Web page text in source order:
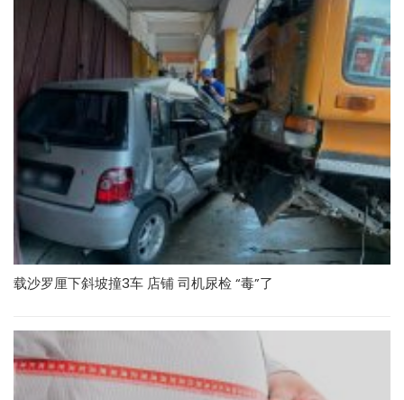
载沙罗厘下斜坡撞3车 店铺 司机尿检 “毒”了